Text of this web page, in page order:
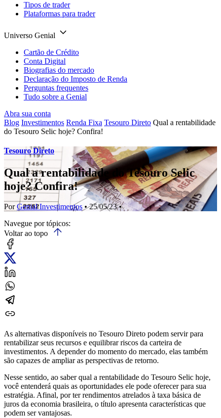
Tipos de trader
Plataformas para trader
Universo Genial
Cartão de Crédito
Conta Digital
Biografias do mercado
Declaração do Imposto de Renda
Perguntas frequentes
Tudo sobre a Genial
Abra sua conta
Blog Investimentos Renda Fixa Tesouro Direto Qual a rentabilidade
do Tesouro Selic hoje? Confira!
Tesouro Direto
Qual a rentabilidade do Tesouro Selic
hoje? Confira!
PorGenial Investimentos • 25/05/23 •
Navegue por tópicos:
Voltar ao topo
As alternativas disponíveis no Tesouro Direto podem servir para
rentabilizar seus recursos e equilibrar riscos da carteira de
investimentos. A depender do momento do mercado, elas também
são capazes de ampliar as perspectivas de retorno.
Nesse sentido, ao saber qual a rentabilidade do Tesouro Selic hoje,
você entenderá quais as oportunidades ele pode oferecer para sua
estratégia. Afinal, por ter rendimentos atrelados à taxa básica de
juros da economia brasileira, o título apresenta características que
podem ser vantajosas.